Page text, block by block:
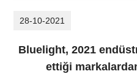
28-10-2021
Bluelight, 2021
ettiği